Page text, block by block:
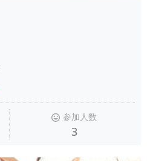
参加人数
3